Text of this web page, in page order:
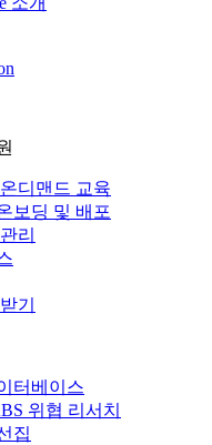
디맨드 교육
보딩 및 배포
리
기
터베이스
위협 리서치
집